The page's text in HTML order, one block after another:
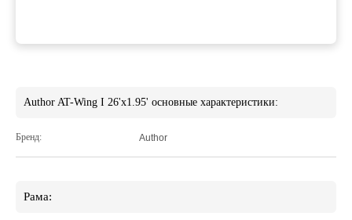
Author AT-Wing I 26'x1.95' основные характеристики:
Бренд: Author
Рама: